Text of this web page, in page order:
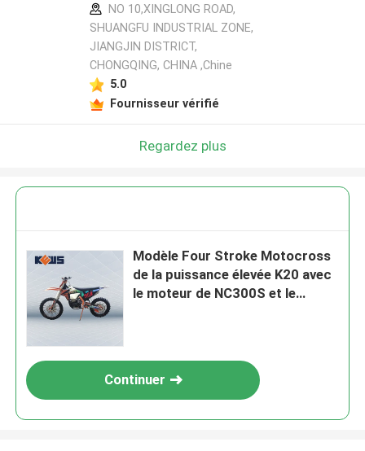
NO 10,XINGLONG ROAD,
SHUANGFU INDUSTRIAL ZONE,
JIANGJIN DISTRICT,
CHONGQING, CHINA ,Chine
5.0
Fournisseur vérifié
Regardez plus
Modèle Four Stroke Motocross
de la puissance élevée K20 avec
le moteur de NC300S et le
Continuer